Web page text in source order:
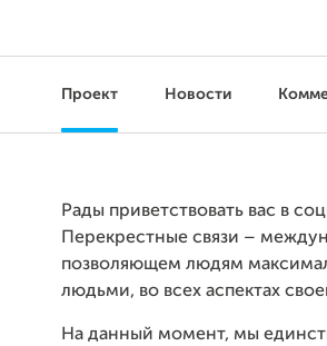
Проект Новости
Рады приветствовать вас в
Перекрестные связи –
позволяющем людям
людьми, во всех аспектах
На данный момент, мы